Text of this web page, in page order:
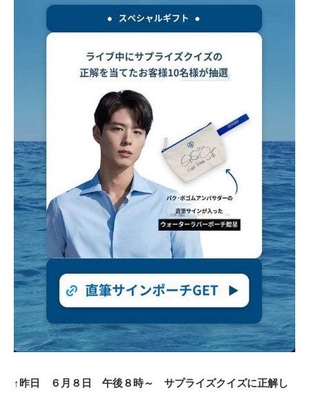
↑昨日 ６月８日 午後８時～ サプライズクイズに正解し